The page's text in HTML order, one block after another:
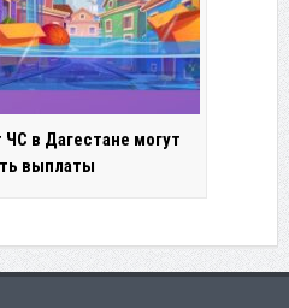
в Дагестане могут
выплаты